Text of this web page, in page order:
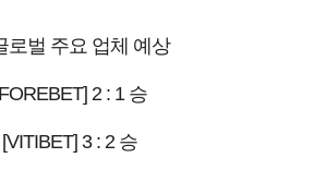
로벌 주요 업체 예상
2 : 1 승
[VITIBET] 3 : 2 승